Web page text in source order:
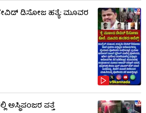
ಡಿಸೋಜ ಹತ್ಯೆ: ಮೂವರ
ಪತ್ತೆ